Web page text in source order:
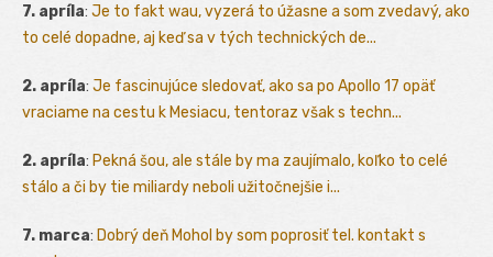
7. apríla: Je to fakt wau, vyzerá to úžasne a som zvedavý, ako
to celé dopadne, aj keď sa v tých technických de...
2. apríla: Je fascinujúce sledovať, ako sa po Apollo 17 opäť
vraciame na cestu k Mesiacu, tentoraz však s techn...
2. apríla: Pekná šou, ale stále by ma zaujímalo, koľko to celé
stálo a či by tie miliardy neboli užitočnejšie i...
7. marca: Dobrý deň Mohol by som poprosiť tel. kontakt s